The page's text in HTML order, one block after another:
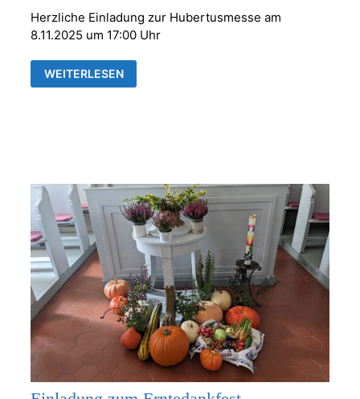
Herzliche Einladung zur Hubertusmesse am
8.11.2025 um 17:00 Uhr
HUBERTUSMESSE
MIT
WEITERLESEN